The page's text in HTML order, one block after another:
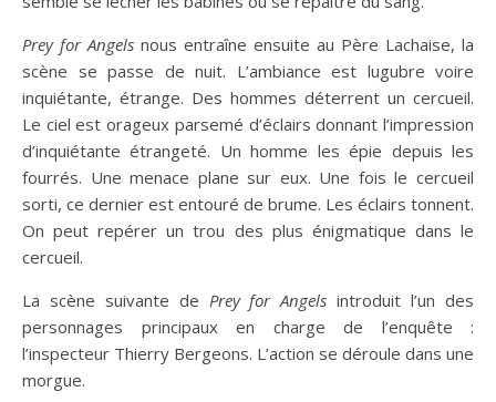
Prey for Angels nous entraîne ensuite au Père Lachaise, la
scène se passe de nuit. L’ambiance est lugubre voire
inquiétante, étrange. Des hommes déterrent un cercueil.
Le ciel est orageux parsemé d’éclairs donnant l’impression
d’inquiétante étrangeté. Un homme les épie depuis les
fourrés. Une menace plane sur eux. Une fois le cercueil
sorti, ce dernier est entouré de brume. Les éclairs tonnent.
On peut repérer un trou des plus énigmatique dans le
cercueil.
La scène suivante de Prey for Angelsintroduit l’un des
personnages principaux en charge de l’enquête :
l’inspecteur Thierry Bergeons. L’action se déroule dans une
morgue.